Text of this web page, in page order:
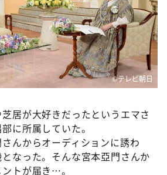
©テレビ朝日
居が大好きだったというエマさ
に所属していた。
んからオーディションに誘わ
なった。そんな宮本亞門さんか
トが届き…。